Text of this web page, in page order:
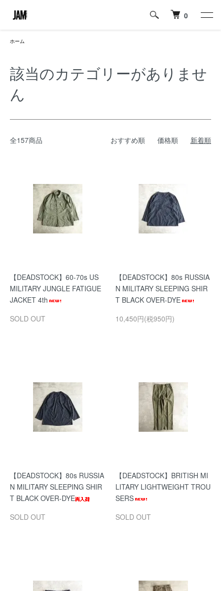
0
ホーム
該当のカテゴリーがありませ
ん
全157商品 おすすめ順 価格順 新着順
【DEADSTOCK】60-70s US
MILITARY JUNGLE FATIGUE
JACKET 4th
SOLD OUT
【DEADSTOCK】80s RUSSIA
N MILITARY SLEEPING SHIR
T BLACK OVER-DYE
10,450円(税950円)
【DEADSTOCK】80s RUSSIA
N MILITARY SLEEPING SHIR
T BLACK OVER-DYE
SOLD OUT
【DEADSTOCK】BRITISH MI
LITARY LIGHTWEIGHT TROU
SERS
SOLD OUT